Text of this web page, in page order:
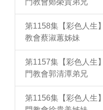
門教會鄭榮貴弟兄
第1158集【彩色人生
教會蔡淑蕙姊妹
第1157集【彩色人生
門教會郭清潭弟兄
第1156集【彩色人生